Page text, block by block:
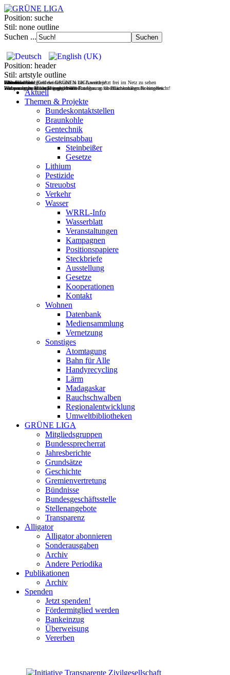
Position: suche
Stil: none outline
Suchen ...
Position: header
Stil: artstyle outline
Filmdoku über Kohlewiderstand in der Lausitz jetzt frei im Netz zu sehen
Gesteinsabbau
Wir vernetzen Initiativen gegen den Raubbau an oberflächennahen Rohstoffen.
Wasser
Europas letzte wilde Flüsse retten!
Wohnen
Wohnraum im Bestand mobilisieren!
UNverkäuflich!
Verfassungsbeschwerde gegen Wald-Enteignung für Braunkohlegrube eingereicht!
Jetzt Fördermitglied der GRÜNEN LIGA werden!
Aktuell
Themen & Projekte
Bundeskontaktstellen
Braunkohle
Gentechnik
Gesteinsabbau
Steinbeißer
Gesetze
Lithium
Pestizide
Streuobst
Verkehr
Wasser
WRRL-Info
Wasserblatt
Veranstaltungen
Kampagnen
Positionspapiere
Steckbriefe
Ausstellung
Gesetze
Kooperationen
Kontakt
Wohnen
Datenbank
Mediensammlung
Vernetzung
Sonstiges
Atomtagung
Bahn für Alle
Handyrecycling
Lärm
Madagaskar
Rauchschwalben
Regionalentwicklung
Umweltbibliotheken
GRÜNE LIGA
Mitgliedsgruppen
Bundessprecherrat
Jahresberichte
Grundsätze
Geschichte
Gremienvertretung
Bündnisse
Bundesgeschäftsstelle
Stellenangebote
Transparenz
Alligator
Alligator abonnieren
Sonderausgaben
Archiv
Andere Periodika
Publikationen
Archiv
Spenden
Jetzt spenden!
Fördermitglied werden
Bankeinzug
Überweisung
Vererben